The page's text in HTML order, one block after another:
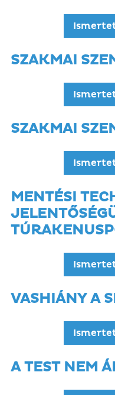
SZAKMAI
SZAKMAI
MENTÉSI
VASHIÁNY A
A TEST NEM